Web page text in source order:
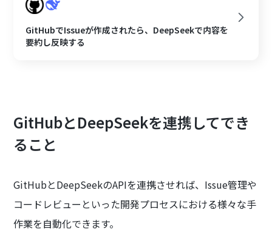
GitHubでIssueが作成されたら、DeepSeekで内容を
要約し反映する
GitHubとDeepSeekを連携してでき
ること
GitHubとDeepSeekのAPIを連携させれば、Issue管理や
コードレビューといった開発プロセスにおける様々な手
作業を自動化できます。